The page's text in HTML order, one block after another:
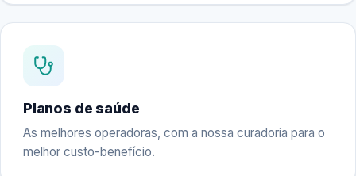
Planos de saúde
As melhores operadoras, com a nossa curadoria para o
melhor custo-benefício.